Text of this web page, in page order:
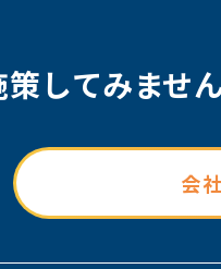
してみませ
会